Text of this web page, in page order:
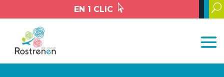
EN 1 CLIC  U